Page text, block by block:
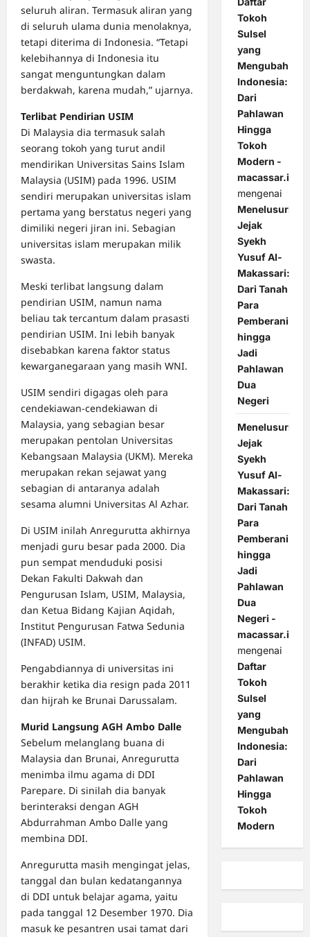
seluruh aliran. Termasuk aliran yang
di seluruh ulama dunia menolaknya,
tetapi diterima di Indonesia. “Tetapi
kelebihannya di Indonesia itu
sangat menguntungkan dalam
berdakwah, karena mudah,” ujarnya.
Terlibat Pendirian USIM
Di Malaysia dia termasuk salah
seorang tokoh yang turut andil
mendirikan Universitas Sains Islam
Malaysia (USIM) pada 1996. USIM
sendiri merupakan universitas islam
pertama yang berstatus negeri yang
dimiliki negeri jiran ini. Sebagian
universitas islam merupakan milik
swasta.
Meski terlibat langsung dalam
pendirian USIM, namun nama
beliau tak tercantum dalam prasasti
pendirian USIM. Ini lebih banyak
disebabkan karena faktor status
kewarganegaraan yang masih WNI.
USIM sendiri digagas oleh para
cendekiawan-cendekiawan di
Malaysia, yang sebagian besar
merupakan pentolan Universitas
Kebangsaan Malaysia (UKM). Mereka
merupakan rekan sejawat yang
sebagian di antaranya adalah
sesama alumni Universitas Al Azhar.
Di USIM inilah Anregurutta akhirnya
menjadi guru besar pada 2000. Dia
pun sempat menduduki posisi
Dekan Fakulti Dakwah dan
Pengurusan Islam, USIM, Malaysia,
dan Ketua Bidang Kajian Aqidah,
Institut Pengurusan Fatwa Sedunia
(INFAD) USIM.
Pengabdiannya di universitas ini
berakhir ketika dia resign pada 2011
dan hijrah ke Brunai Darussalam.
Murid Langsung AGH Ambo Dalle
Sebelum melanglang buana di
Malaysia dan Brunai, Anregurutta
menimba ilmu agama di DDI
Parepare. Di sinilah dia banyak
berinteraksi dengan AGH
Abdurrahman Ambo Dalle yang
membina DDI.
Anregurutta masih mengingat jelas,
tanggal dan bulan kedatangannya
di DDI untuk belajar agama, yaitu
pada tanggal 12 Desember 1970. Dia
masuk ke pesantren usai tamat dari
Tokoh
Sulsel
yang
Mengubah
Indonesia:
Dari
Pahlawan
Hingga
Tokoh
Modern -
macassar.id
mengenai
Menelusuri
Jejak
Syekh
Yusuf Al-
Makassari:
Dari Tanah
Para
Pemberani
hingga
Jadi
Pahlawan
Dua
Negeri
Menelusuri
Jejak
Syekh
Yusuf Al-
Makassari:
Dari Tanah
Para
Pemberani
hingga
Jadi
Pahlawan
Dua
Negeri -
macassar.id
mengenai
Daftar
Tokoh
Sulsel
yang
Mengubah
Indonesia:
Dari
Pahlawan
Hingga
Tokoh
Modern